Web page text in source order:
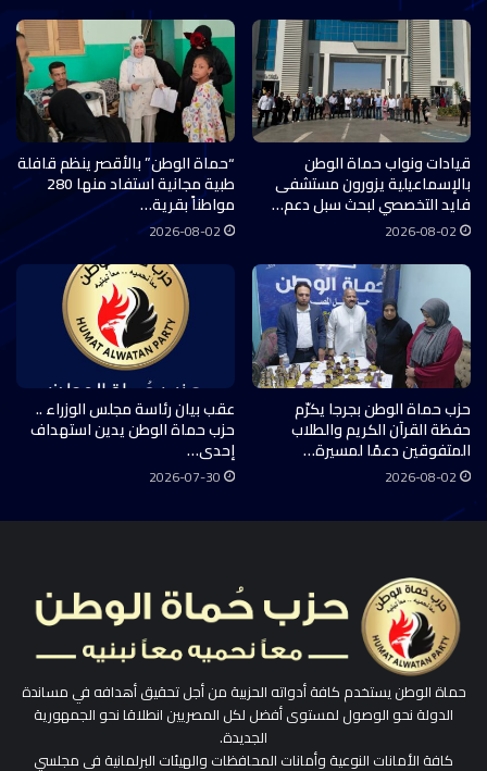
قيادات ونواب حماة الوطن
بالإسماعيلية يزورون مستشفى
فايد التخصصي لبحث سبل دعم…
2026-08-02
“حماة الوطن” بالأقصر ينظم قافلة
طبية مجانية استفاد منها 280
مواطناً بقرية…
2026-08-02
حزب حماة الوطن بجرجا يكرّم
حفظة القرآن الكريم والطلاب
المتفوقين دعمًا لمسيرة…
2026-08-02
عقب بيان رئاسة مجلس الوزراء ..
حزب حماة الوطن يدين استهداف
إحدى…
2026-07-30
حماة الوطن يستخدم كافة أدواته الحزبية من أجل تحقيق أهدافه في مساندة
الدولة نحو الوصول لمستوى أفضل لكل المصريين انطلاقا نحو الجمهورية
الجديدة.
كافة الأمانات النوعية وأمانات المحافظات والهيئات البرلمانية في مجلسي